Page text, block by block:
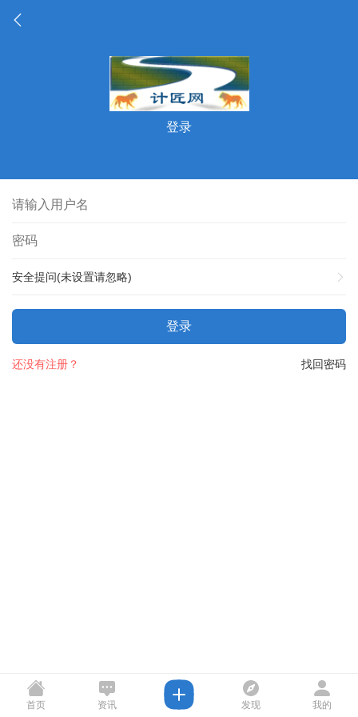
登录
安全提问(未设置请忽略)
登录
找回密码
还没有注册？
首页 资讯 发现 我的